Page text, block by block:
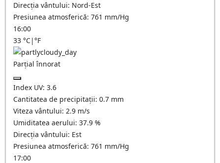
Direcția vântului: Nord-Est
Presiunea atmosferică: 761 mm/Hg
16:00
33 °C|°F
Parțial înnorat
Index UV: 3.6
Cantitatea de precipitații: 0.7 mm
Viteza vântului: 2.9 m/s
Umiditatea aerului: 37.9 %
Direcția vântului: Est
Presiunea atmosferică: 761 mm/Hg
17:00